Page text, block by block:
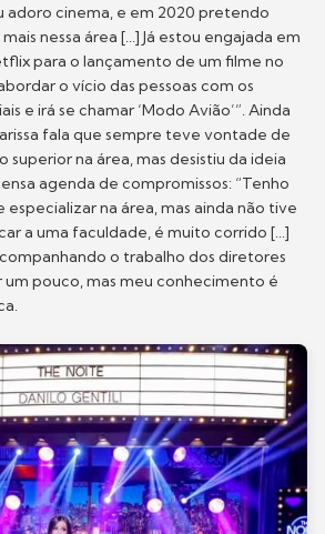
adoro cinema, e em 2020 pretendo
nessa área [...] Já estou engajada em
para o lançamento de um filme no
o vício das pessoas com os
e irá se chamar ‘Modo Avião’”. Ainda
fala que sempre teve vontade de
superior na área, mas desistiu da ideia
agenda de compromissos: “Tenho
na área, mas ainda não tive
a uma faculdade, é muito corrido [...]
o trabalho dos diretores
pouco, mas meu conhecimento é